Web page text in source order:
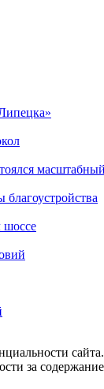
шоссе
за